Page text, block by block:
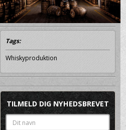
Tags:
Whiskyproduktion
TILMELD DIG NYHEDSBREVET